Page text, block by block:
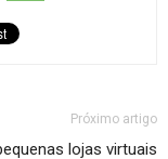
Próximo artigo
lojas virtuais